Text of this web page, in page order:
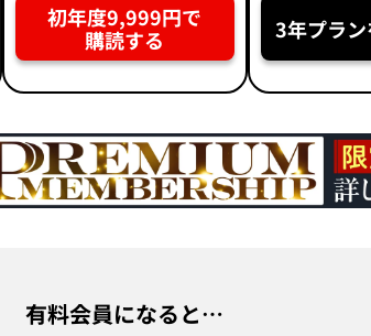
初年度9,999円で
購読する 3年プラ
有料会員になると…